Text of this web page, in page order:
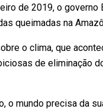
de 2019, o
queimadas na
o clima, que
de eliminação
o mundo precisa da